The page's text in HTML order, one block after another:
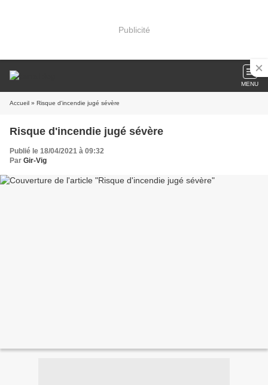
Publicité
MENU
Accueil » Risque d'incendie jugé sévère
Risque d'incendie jugé sévère
Publié le 18/04/2021 à 09:32
Par Gir-Vig